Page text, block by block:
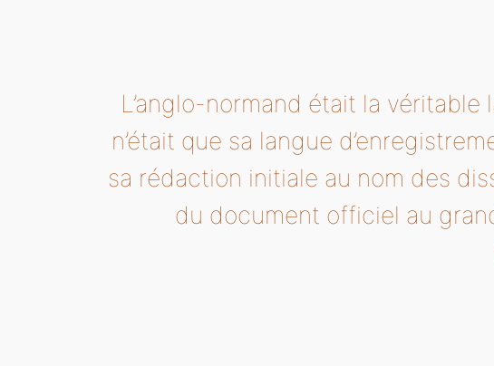
L’anglo-normand était la
n’était que sa langue
sa rédaction initiale au nom des
du document officiel au